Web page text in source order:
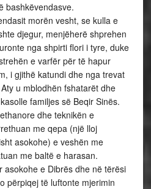
bashkëvendasve.
morën vesht, se kulla e
djegur, menjëherë shprehen
nga shpirti flori i tyre, duke
e varfër për të hapur
i gjithë katundi dhe nga trevat
u mblodhën fshatarët dhe
familjes së Beqir Sinës.
dhe teknikën e
me qepa (një lloj
asokohe) e veshën me
me baltë e harasan.
asokohe e Dibrës dhe në tërësi
përpiqej të luftonte mjerimin